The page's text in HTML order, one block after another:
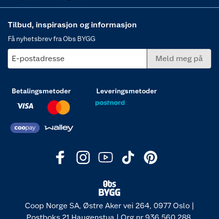
Tilbud, inspirasjon og informasjon
Få nyhetsbrev fra Obs BYGG
E-postadresse Meld meg på
Betalingsmetoder Leveringsmetoder
Coop Norge SA, Østre Aker vei 264, 0977 Oslo |
Postboks 21 Haugenstua | Org nr 936 560 288.